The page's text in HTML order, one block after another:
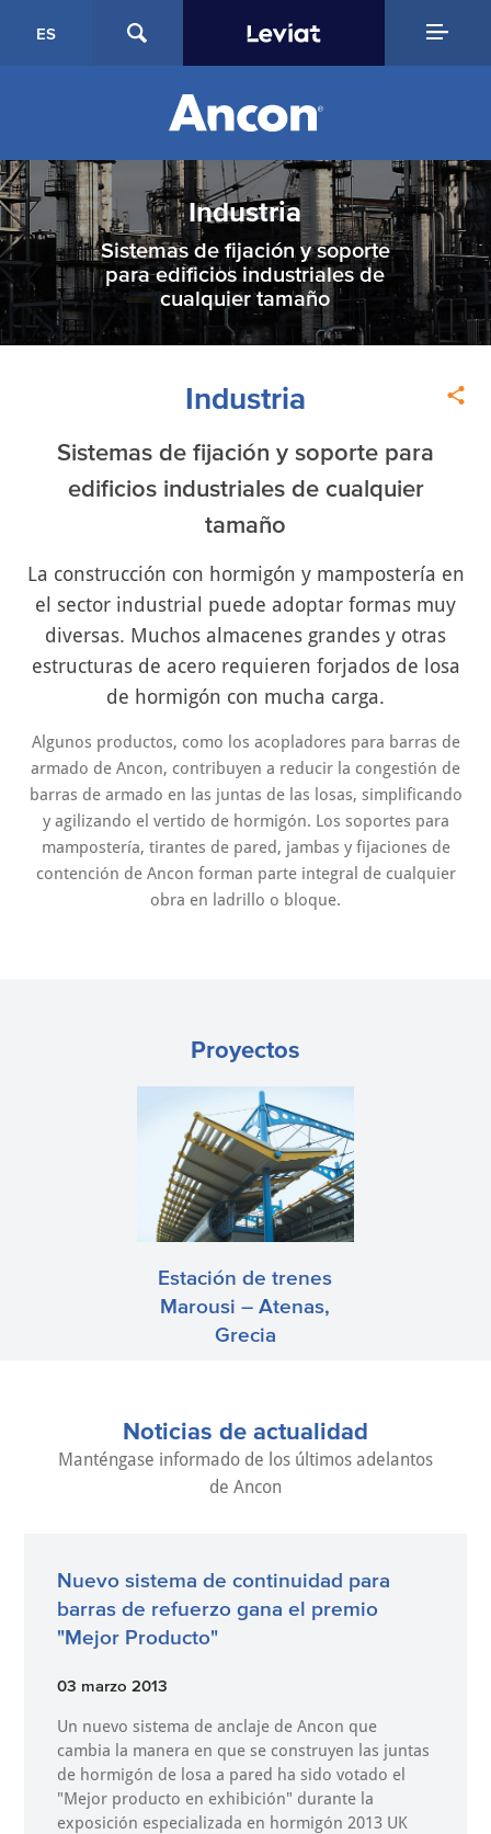
ES
Industria
Sistemas de fijación y soporte
para edificios industriales de
cualquier tamaño
Industria
Sistemas de fijación y soporte para
edificios industriales de cualquier
tamaño
La construcción con hormigón y mampostería en
el sector industrial puede adoptar formas muy
diversas. Muchos almacenes grandes y otras
estructuras de acero requieren forjados de losa
de hormigón con mucha carga.
Algunos productos, como los acopladores para barras de
armado de Ancon, contribuyen a reducir la congestión de
barras de armado en las juntas de las losas, simplificando
y agilizando el vertido de hormigón. Los soportes para
mampostería, tirantes de pared, jambas y fijaciones de
contención de Ancon forman parte integral de cualquier
obra en ladrillo o bloque.
Proyectos
Estación de trenes
Marousi – Atenas,
Grecia
Noticias de actualidad
Manténgase informado de los últimos adelantos
de Ancon
Nuevo sistema de continuidad para
barras de refuerzo gana el premio
"Mejor Producto"
03 marzo 2013
Un nuevo sistema de anclaje de Ancon que
cambia la manera en que se construyen las juntas
de hormigón de losa a pared ha sido votado el
"Mejor producto en exhibición" durante la
exposición especializada en hormigón 2013 UK